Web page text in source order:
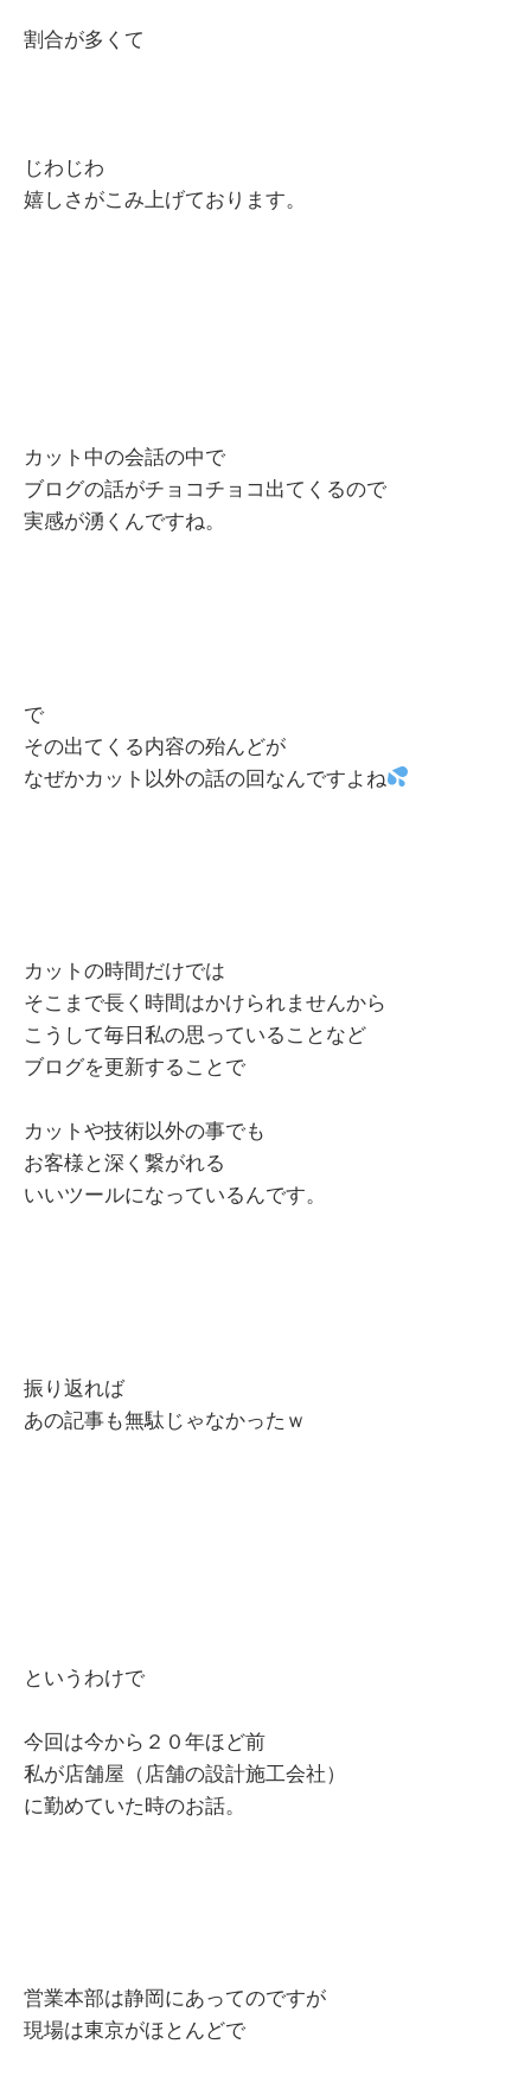
割合が多くて
じわじわ
嬉しさがこみ上げております。
カット中の会話の中で
ブログの話がチョコチョコ出てくるので
実感が湧くんですね。
で
その出てくる内容の殆んどが
なぜかカット以外の話の回なんですよね
カットの時間だけでは
そこまで長く時間はかけられませんから
こうして毎日私の思っていることなど
ブログを更新することで
カットや技術以外の事でも
お客様と深く繋がれる
いいツールになっているんです。
振り返れば
あの記事も無駄じゃなかったｗ
というわけで
今回は今から２０年ほど前
私が店舗屋（店舗の設計施工会社）
に勤めていた時のお話。
営業本部は静岡にあってのですが
現場は東京がほとんどで